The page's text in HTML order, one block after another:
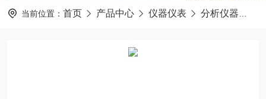
当前位置： 首页 产品中心 仪器仪表 分析仪器